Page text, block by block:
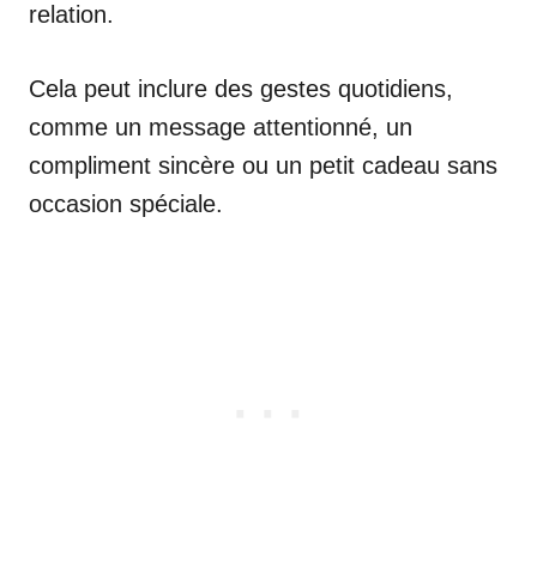
relation.
Cela peut inclure des gestes quotidiens,
comme un message attentionné, un
compliment sincère ou un petit cadeau sans
occasion spéciale.